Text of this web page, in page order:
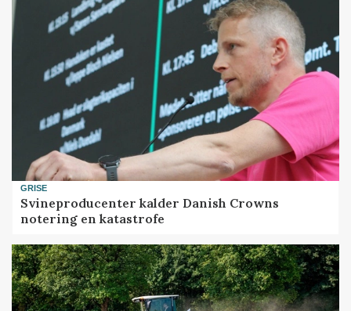
GRISE
Svineproducenter kalder Danish Crowns
notering en katastrofe